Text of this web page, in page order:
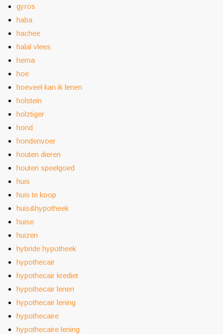
gyros
haba
hachee
halal vlees
hema
hoe
hoeveel kan ik lenen
holstein
holztiger
hond
hondenvoer
houten dieren
houten speelgoed
huis
huis te koop
huis&hypotheek
huise
huizen
hybride hypotheek
hypothecair
hypothecair krediet
hypothecair lenen
hypothecair lening
hypothecaire
hypothecaire lening